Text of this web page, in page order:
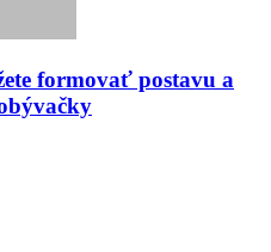
formovať postavu a